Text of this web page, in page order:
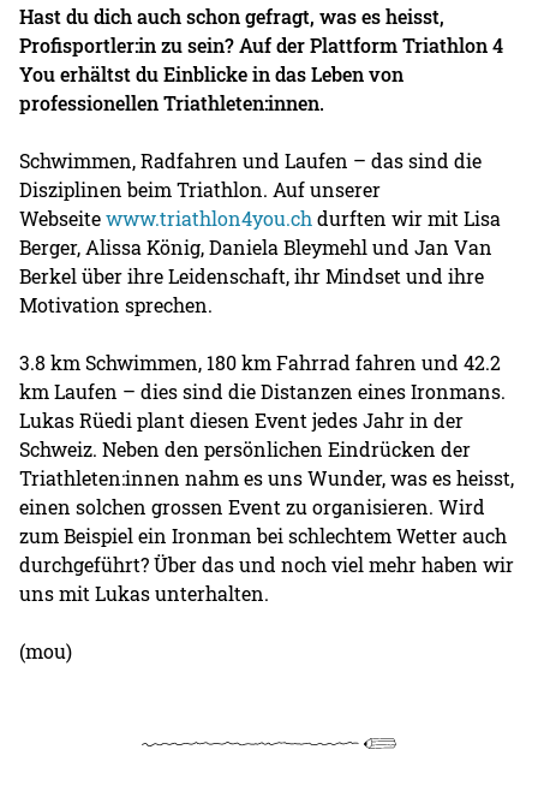
Hast du dich auch schon gefragt, was es heisst,
Profisportler:in zu sein? Auf der Plattform Triathlon 4
You erhältst du Einblicke in das Leben von
professionellen Triathleten:innen.
Schwimmen, Radfahren und Laufen – das sind die
Disziplinen beim Triathlon. Auf unserer
Webseitewww.triathlon4you.ch durften wir mit Lisa
Berger, Alissa König, Daniela Bleymehl und Jan Van
Berkel über ihre Leidenschaft, ihr Mindset und ihre
Motivation sprechen.
3.8 km Schwimmen, 180 km Fahrrad fahren und 42.2
km Laufen – dies sind die Distanzen eines Ironmans.
Lukas Rüedi plant diesen Event jedes Jahr in der
Schweiz. Neben den persönlichen Eindrücken der
Triathleten:innen nahm es uns Wunder, was es heisst,
einen solchen grossen Event zu organisieren. Wird
zum Beispiel ein Ironman bei schlechtem Wetter auch
durchgeführt? Über das und noch viel mehr haben wir
uns mit Lukas unterhalten.
(mou)